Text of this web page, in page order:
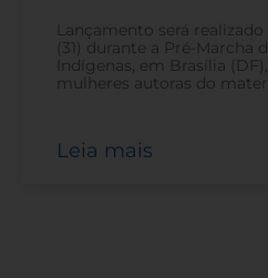
Lançamento será
(31) durante a Pré-Marcha
Indígenas, em Brasília
mulheres autoras do
Leia mais